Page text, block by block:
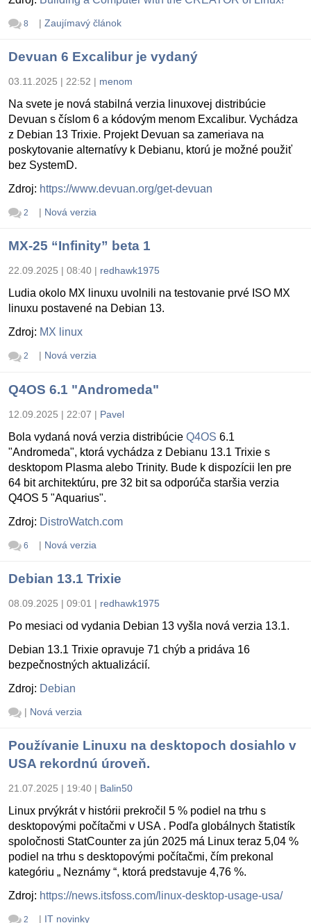
8 | Zaujímavý článok
Devuan 6 Excalibur je vydaný
03.11.2025 | 22:52 | menom
Na svete je nová stabilná verzia linuxovej distribúcie
Devuan s číslom 6 a kódovým menom Excalibur. Vychádza
z Debian 13 Trixie. Projekt Devuan sa zameriava na
poskytovanie alternatívy k Debianu, ktorú je možné použiť
bez SystemD.
Zdroj: https://www.devuan.org/get-devuan
2 | Nová verzia
MX-25 “Infinity” beta 1
22.09.2025 | 08:40 | redhawk1975
Ludia okolo MX linuxu uvolnili na testovanie prvé ISO MX
linuxu postavené na Debian 13.
Zdroj: MX linux
2 | Nová verzia
Q4OS 6.1 "Andromeda"
12.09.2025 | 22:07 | Pavel
Bola vydaná nová verzia distribúcie Q4OS 6.1
"Andromeda", ktorá vychádza z Debianu 13.1 Trixie s
desktopom Plasma alebo Trinity. Bude k dispozícii len pre
64 bit architektúru, pre 32 bit sa odporúča staršia verzia
Q4OS 5 "Aquarius".
Zdroj: DistroWatch.com
6 | Nová verzia
Debian 13.1 Trixie
08.09.2025 | 09:01 | redhawk1975
Po mesiaci od vydania Debian 13 vyšla nová verzia 13.1.
Debian 13.1 Trixie opravuje 71 chýb a pridáva 16
bezpečnostných aktualizácií.
Zdroj: Debian
| Nová verzia
Používanie Linuxu na desktopoch dosiahlo v
USA rekordnú úroveň.
21.07.2025 | 19:40 | Balin50
Linux prvýkrát v histórii prekročil 5 % podiel na trhu s
desktopovými počítačmi v USA . Podľa globálnych štatistík
spoločnosti StatCounter za jún 2025 má Linux teraz 5,04 %
podiel na trhu s desktopovými počítačmi, čím prekonal
kategóriu „ Neznámy “, ktorá predstavuje 4,76 %.
Zdroj: https://news.itsfoss.com/linux-desktop-usage-usa/
2 | IT novinky